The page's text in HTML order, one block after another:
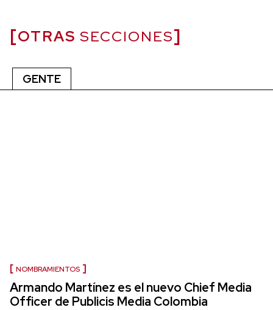
OTRAS SECCIONES
GENTE
NOMBRAMIENTOS
Armando Martínez es el nuevo Chief Media
Officer de Publicis Media Colombia